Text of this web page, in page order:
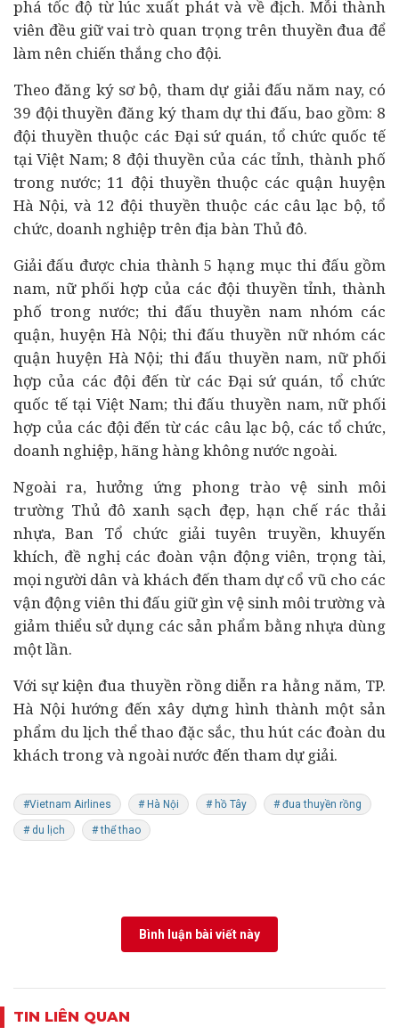
phá tốc độ từ lúc xuất phát và về địch. Mỗi thành
viên đều giữ vai trò quan trọng trên thuyền đua để
làm nên chiến thắng cho đội.
Theo đăng ký sơ bộ, tham dự giải đấu năm nay, có
39 đội thuyền đăng ký tham dự thi đấu, bao gồm: 8
đội thuyền thuộc các Đại sứ quán, tổ chức quốc tế
tại Việt Nam; 8 đội thuyền của các tỉnh, thành phố
trong nước; 11 đội thuyền thuộc các quận huyện
Hà Nội, và 12 đội thuyền thuộc các câu lạc bộ, tổ
chức, doanh nghiệp trên địa bàn Thủ đô.
Giải đấu được chia thành 5 hạng mục thi đấu gồm
nam, nữ phối hợp của các đội thuyền tỉnh, thành
phố trong nước; thi đấu thuyền nam nhóm các
quận, huyện Hà Nội; thi đấu thuyền nữ nhóm các
quận huyện Hà Nội; thi đấu thuyền nam, nữ phối
hợp của các đội đến từ các Đại sứ quán, tổ chức
quốc tế tại Việt Nam; thi đấu thuyền nam, nữ phối
hợp của các đội đến từ các câu lạc bộ, các tổ chức,
doanh nghiệp, hãng hàng không nước ngoài.
Ngoài ra, hưởng ứng phong trào vệ sinh môi
trường Thủ đô xanh sạch đẹp, hạn chế rác thải
nhựa, Ban Tổ chức giải tuyên truyền, khuyến
khích, đề nghị các đoàn vận động viên, trọng tài,
mọi người dân và khách đến tham dự cổ vũ cho các
vận động viên thi đấu giữ gìn vệ sinh môi trường và
giảm thiểu sử dụng các sản phẩm bằng nhựa dùng
một lần.
Với sự kiện đua thuyền rồng diễn ra hằng năm, TP.
Hà Nội hướng đến xây dựng hình thành một sản
phẩm du lịch thể thao đặc sắc, thu hút các đoàn du
khách trong và ngoài nước đến tham dự giải.
#Vietnam Airlines # Hà Nội # hồ Tây # đua thuyền rồng
# du lịch # thể thao
Bình luận bài viết này
TIN LIÊN QUAN